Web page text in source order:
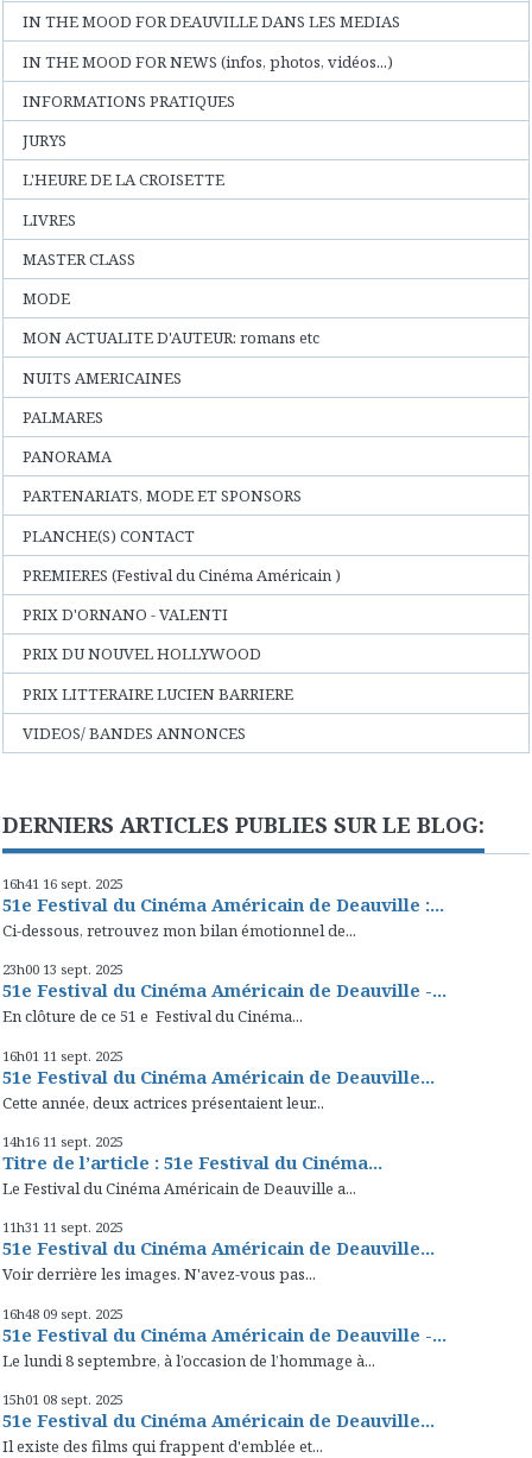
IN THE MOOD FOR DEAUVILLE DANS LES MEDIAS
IN THE MOOD FOR NEWS (infos, photos, vidéos...)
INFORMATIONS PRATIQUES
JURYS
L'HEURE DE LA CROISETTE
LIVRES
MASTER CLASS
MODE
MON ACTUALITE D'AUTEUR: romans etc
NUITS AMERICAINES
PALMARES
PANORAMA
PARTENARIATS, MODE ET SPONSORS
PLANCHE(S) CONTACT
PREMIERES (Festival du Cinéma Américain )
PRIX D'ORNANO - VALENTI
PRIX DU NOUVEL HOLLYWOOD
PRIX LITTERAIRE LUCIEN BARRIERE
VIDEOS/ BANDES ANNONCES
DERNIERS ARTICLES PUBLIES SUR LE BLOG:
16h41 16 sept. 2025
51e Festival du Cinéma Américain de Deauville :...
Ci-dessous, retrouvez mon bilan émotionnel de...
23h00 13 sept. 2025
51e Festival du Cinéma Américain de Deauville -...
En clôture de ce 51 e Festival du Cinéma...
16h01 11 sept. 2025
51e Festival du Cinéma Américain de Deauville...
Cette année, deux actrices présentaient leur...
14h16 11 sept. 2025
Titre de l’article : 51e Festival du Cinéma...
Le Festival du Cinéma Américain de Deauville a...
11h31 11 sept. 2025
51e Festival du Cinéma Américain de Deauville...
Voir derrière les images. N'avez-vous pas...
16h48 09 sept. 2025
51e Festival du Cinéma Américain de Deauville -...
Le lundi 8 septembre, à l’occasion de l’hommage à...
15h01 08 sept. 2025
51e Festival du Cinéma Américain de Deauville...
Il existe des films qui frappent d'emblée et...